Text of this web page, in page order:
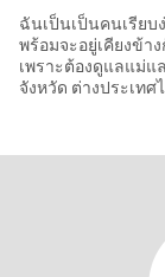
ฉันเป็นเป็นคนเรียบ
พร้อมจะอยู่เคียงข้า
เพราะต้องดูแลแม่แ
จังหวัด ต่างประเทศ